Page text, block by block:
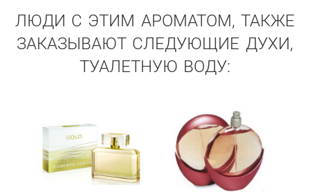
ЛЮДИ С ЭТИМ АРОМАТОМ, ТАКЖЕ
ЗАКАЗЫВАЮТ СЛЕДУЮЩИЕ ДУХИ,
ТУАЛЕТНУЮ ВОДУ: